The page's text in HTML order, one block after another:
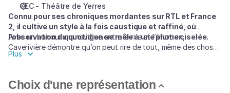
Saison
Culturelle
Val
d'Yerres
Seine
CEC - Théâtre de Yerres
Connu pour ses chroniques mordantes sur RTL et France
2, il cultive un style à la fois caustique et raffiné, où
l’observation du quotidien se mêle à une plume ciselée.
Avec un humour qui navigue entre le rire et l’émotion,
Caverivière démontre qu’on peut rire de tout, même des choses
les plus douloureuses. Il propose un spectacle « superficiel par
rire. Ce seul-en-scène vous fera découvrir que l’humour est
souvent le meilleur moyen de guérir.
Plus
Choix d'une représentation